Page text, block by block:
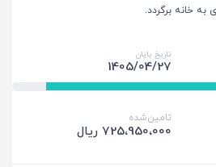
به خانه برگردد.
تاریخ پایان
1405/04/27
تامین‌شده
725،950،000 ریال